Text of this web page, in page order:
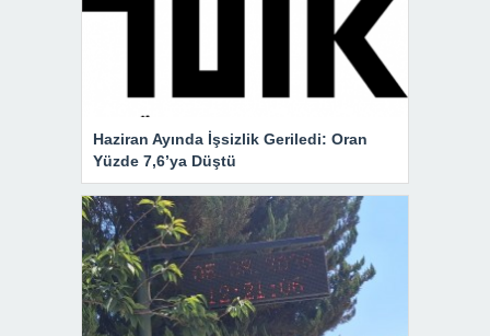
Haziran Ayında İşsizlik Geriledi: Oran
Yüzde 7,6’ya Düştü